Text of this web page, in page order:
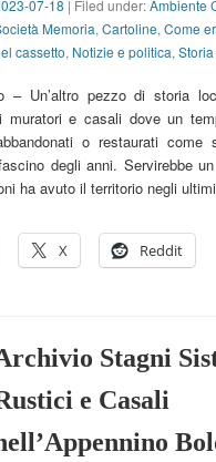
07-18 | Filed under:Ambiente
Memoria,Cartoline,Come
cassetto, Notizie e politica,
– Un’altro pezzo di storia
muratori e casali dove un
o restaurati come
degli anni. Servirebbe
ha avuto il territorio negli
X Reddit
Stagni
e Casali